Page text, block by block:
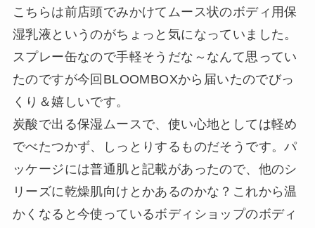
こちらは前店頭でみかけてムース状のボディ用保
湿乳液というのがちょっと気になっていました。
スプレー缶なので手軽そうだな～なんて思ってい
たのですが今回BLOOMBOXから届いたのでびっ
くり＆嬉しいです。
炭酸で出る保湿ムースで、使い心地としては軽め
でべたつかず、しっとりするものだそうです。パ
ッケージには普通肌と記載があったので、他のシ
リーズに乾燥肌向けとかあるのかな？これから温
かくなると今使っているボディショップのボディ